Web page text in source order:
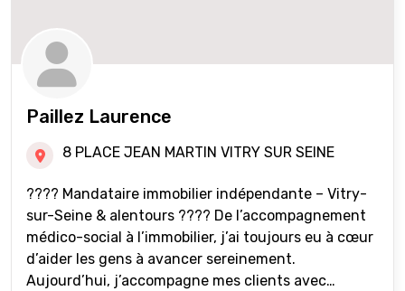
Paillez Laurence
8 PLACE JEAN MARTIN VITRY SUR SEINE
???? Mandataire immobilier indépendante – Vitry-
sur-Seine & alentours ???? De l’accompagnement
médico-social à l’immobilier, j’ai toujours eu à cœur
d’aider les gens à avancer sereinement.
Aujourd’hui, j’accompagne mes clients avec